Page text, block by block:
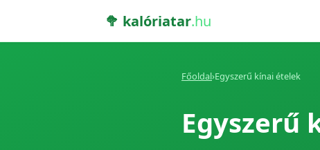
🥦 kalóriatar.hu
Főoldal›Egyszerű kínai ételek
Egyszerű